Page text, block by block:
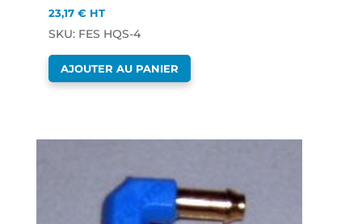
23,17 € HT
SKU: FES HQS-4
AJOUTER AU PANIER